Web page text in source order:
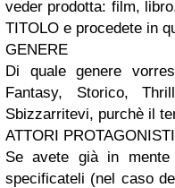
veder prodotta: film,
TITOLO e procedete in
GENERE
Di quale genere
Fantasy, Storico,
Sbizzarritevi, purchè il
ATTORI
Se avete già in
specificateli (nel caso